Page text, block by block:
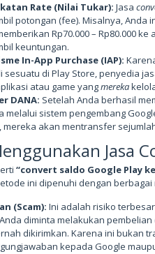
Rate (Nilai Tukar): Jasa
potongan (fee). Misalnya, Anda
Rp70.000 – Rp80.000
keuntungan.
In-App Purchase (IAP):
sesuatu di Play Store, penyedia
atau game yangmereka
DANA: Setelah Anda berhasil
melalui sistem pengembang
mereka akan mentransfer
Jasa
“convert saldo Google Play ke
ini dipenuhi dengan berbagai
(Scam): Ini adalah risiko
diminta melakukan
dikirimkan. Karena ini bukan
kepada Google